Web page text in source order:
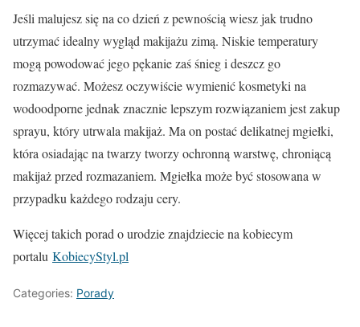
Jeśli malujesz się na co dzień z pewnością wiesz jak trudno
utrzymać idealny wygląd makijażu zimą. Niskie temperatury
mogą powodować jego pękanie zaś śnieg i deszcz go
rozmazywać. Możesz oczywiście wymienić kosmetyki na
wodoodporne jednak znacznie lepszym rozwiązaniem jest zakup
sprayu, który utrwala makijaż. Ma on postać delikatnej mgiełki,
która osiadając na twarzy tworzy ochronną warstwę, chroniącą
makijaż przed rozmazaniem. Mgiełka może być stosowana w
przypadku każdego rodzaju cery.
Więcej takich porad o urodzie znajdziecie na kobiecym
portalu KobiecyStyl.pl
Categories: Porady